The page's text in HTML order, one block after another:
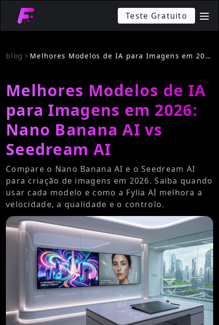
Teste Gratuito
blog Melhores Modelos de IA para Imagens em 2026: Nano Banana AI vs Seedream AI
Melhores Modelos de IA
para Imagens em 2026:
Nano Banana AI vs
Seedream AI
Compare o Nano Banana AI e o Seedream AI
para criação de imagens em 2026. Saiba quando
usar cada modelo e como a Fylia AI melhora a
velocidade, a qualidade e o controlo.